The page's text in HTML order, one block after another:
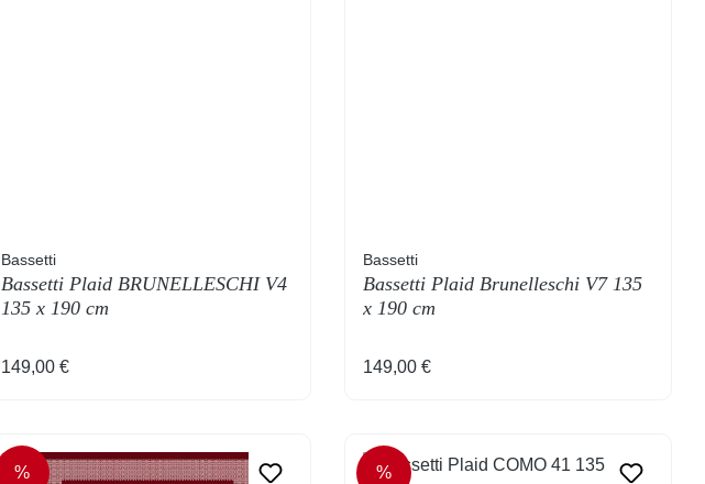
Bassetti
Bassetti Plaid BRUNELLESCHI V4
135 x 190 cm
Regulärer Preis:
149,00 €
Bassetti
Bassetti Plaid Brunelleschi V7 135
x 190 cm
Regulärer Preis:
149,00 €
%
%